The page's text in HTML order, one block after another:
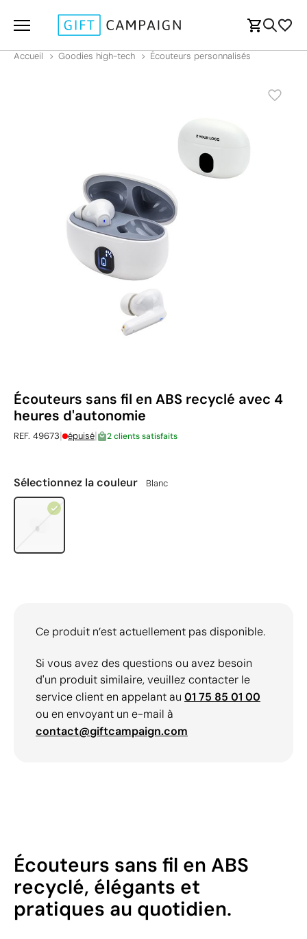
Accueil Goodies high-tech Écouteurs personnalisés
Écouteurs sans fil en ABS recyclé avec 4
heures d'autonomie
REF. 49673| épuisé| 2 clients satisfaits
Sélectionnez la couleur Blanc
Ce produit n’est actuellement pas disponible.
Si vous avez des questions ou avez besoin
d'un produit similaire, veuillez contacter le
service client en appelant au 01 75 85 01 00
ou en envoyant un e-mail à
contact@giftcampaign.com
Écouteurs sans fil en ABS
recyclé, élégants et
pratiques au quotidien.